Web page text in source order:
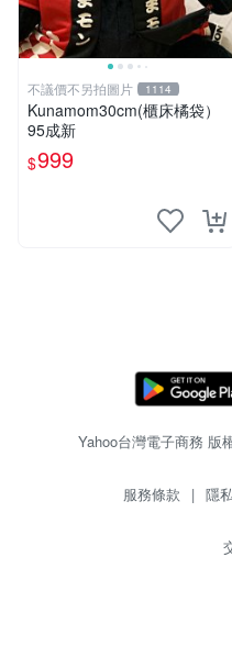
不議價不另拍圖片 1114
Kunamom30cm(櫃床橘袋）
95成新
$999
Yahoo台灣電子商務 版
服務條款 | 隱